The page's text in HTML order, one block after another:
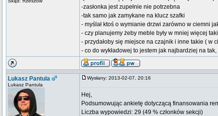
-zasłonka jest zupełnie nie potrzebna
-tak samo jak zamykane na klucz szafki
- myślał ktoś o wymianie drzwi zarówno w ciemni
- czy planujemy żeby meble były w mniej więcej
- przydałoby się miejsce na czajnik i inne takie ( w
- co do wykładowej to jestem jak najbardziej na
Lukasz Pantula
Lukasz Pantula
Wysłany: 2013-02-07, 20:16
Hej,
Podsumowując ankietę dotyczącą finansowania
Liczba wypowiedzi: 29 (49 % członków sekcji)